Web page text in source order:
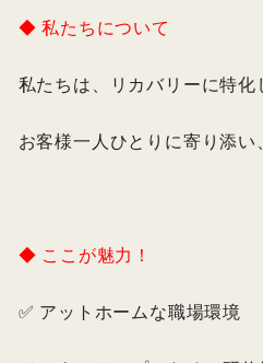
◆ 私たちについて
私たちは、リカバリーに特化
お客様一人ひとりに寄り添
◆ ここが魅力！
✅ アットホームな職場環境